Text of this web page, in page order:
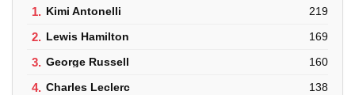
1. Kimi Antonelli 219
2. Lewis Hamilton 169
3. George Russell 160
4. Charles Leclerc 138